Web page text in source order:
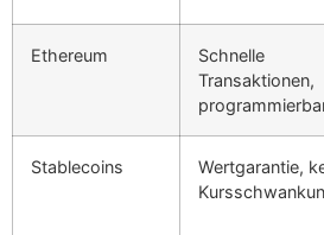
Ethereum
Schnelle
Transaktionen,
Stablecoins
Wertgarantie,